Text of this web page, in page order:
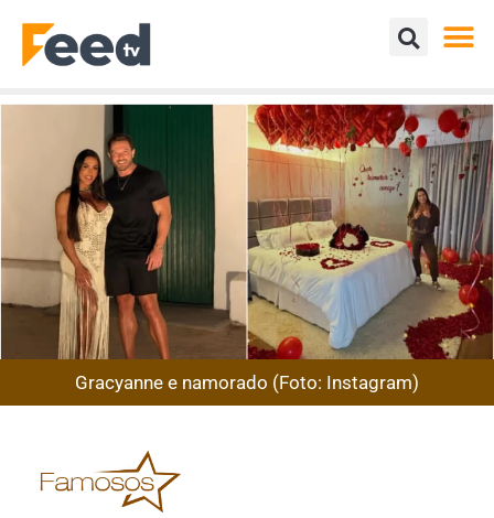
Gracyanne e namorado (Foto: Instagram)